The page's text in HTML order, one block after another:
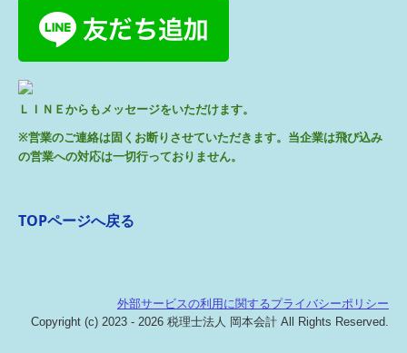
ＬＩＮＥからもメッセージをいただけます。
※営業のご連絡は固くお断りさせていただきます。当企業は飛び込み
の営業への対応は一切行っておりません。
TOPページへ戻る
外部サービスの利用に関するプライバシーポリシー
Copyright (c) 2023 - 2026 税理士法人 岡本会計 All Rights Reserved.